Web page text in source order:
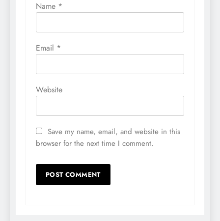
Name *
Email *
Website
Save my name, email, and website in this
browser for the next time I comment.